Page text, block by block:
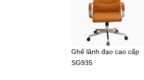
Ghế lãnh đạo cao cấp
SG935